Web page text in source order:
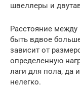
швеллеры и
Расстояние
быть вдвое
зависит от
определенную
лаги для пола, да
нелегко.